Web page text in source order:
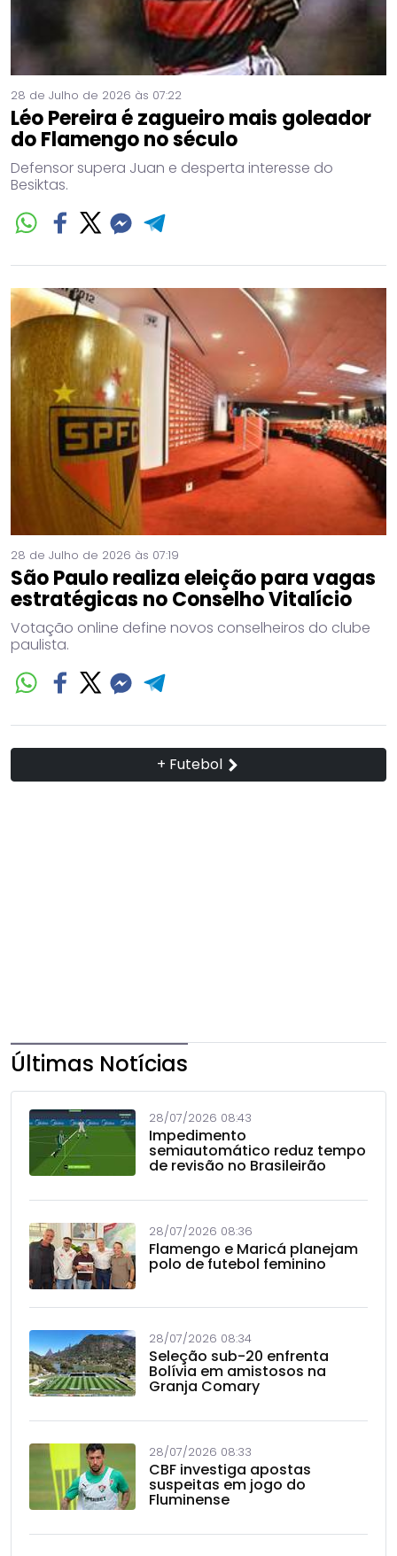
28 de Julho de 2026 às 07:22
Léo Pereira é zagueiro mais goleador
do Flamengo no século
Defensor supera Juan e desperta interesse do
Besiktas.
28 de Julho de 2026 às 07:19
São Paulo realiza eleição para vagas
estratégicas no Conselho Vitalício
Votação online define novos conselheiros do clube
paulista.
+ Futebol
Últimas Notícias
28/07/2026 08:43
Impedimento
semiautomático reduz tempo
de revisão no Brasileirão
28/07/2026 08:36
Flamengo e Maricá planejam
polo de futebol feminino
28/07/2026 08:34
Seleção sub-20 enfrenta
Bolívia em amistosos na
Granja Comary
28/07/2026 08:33
CBF investiga apostas
suspeitas em jogo do
Fluminense